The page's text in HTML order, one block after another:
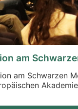
am
am Schwarzen